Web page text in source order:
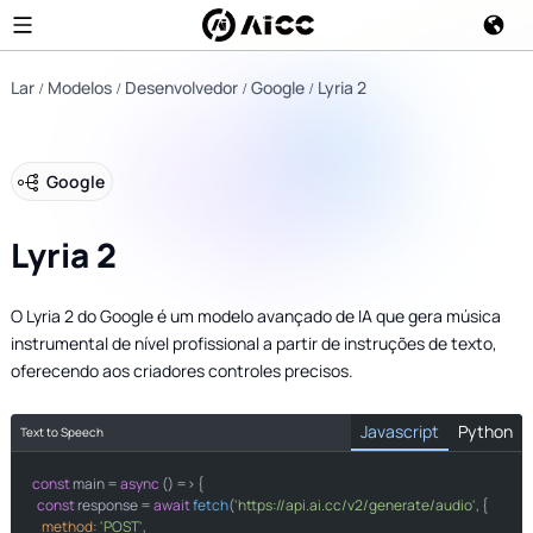
Lar Modelos Desenvolvedor Google Lyria 2
Google
Lyria 2
O Lyria 2 do Google é um modelo avançado de IA que gera música
instrumental de nível profissional a partir de instruções de texto,
oferecendo aos criadores controles precisos.
Text to Speech Javascript Python
const main = async () => {
const response = awaitfetch('https://api.ai.cc/v2/generate/audio', {
method: 'POST',
import requests